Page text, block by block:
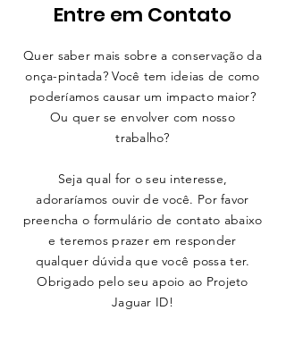
Entre em Contato
Quer saber mais sobre a conservação da
onça-pintada? Você tem ideias de como
poderíamos causar um impacto maior?
Ou quer se envolver com nosso
trabalho?
Seja qual for o seu interesse,
adoraríamos ouvir de você. Por favor
preencha o formulário de contato abaixo
e teremos prazer em responder
qualquer dúvida que você possa ter.
Obrigado pelo seu apoio ao Projeto
Jaguar ID!